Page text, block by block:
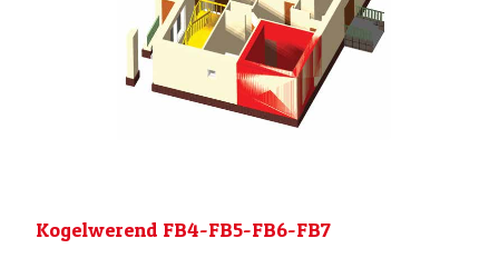
Kogelwerend FB4-FB5-FB6-FB7